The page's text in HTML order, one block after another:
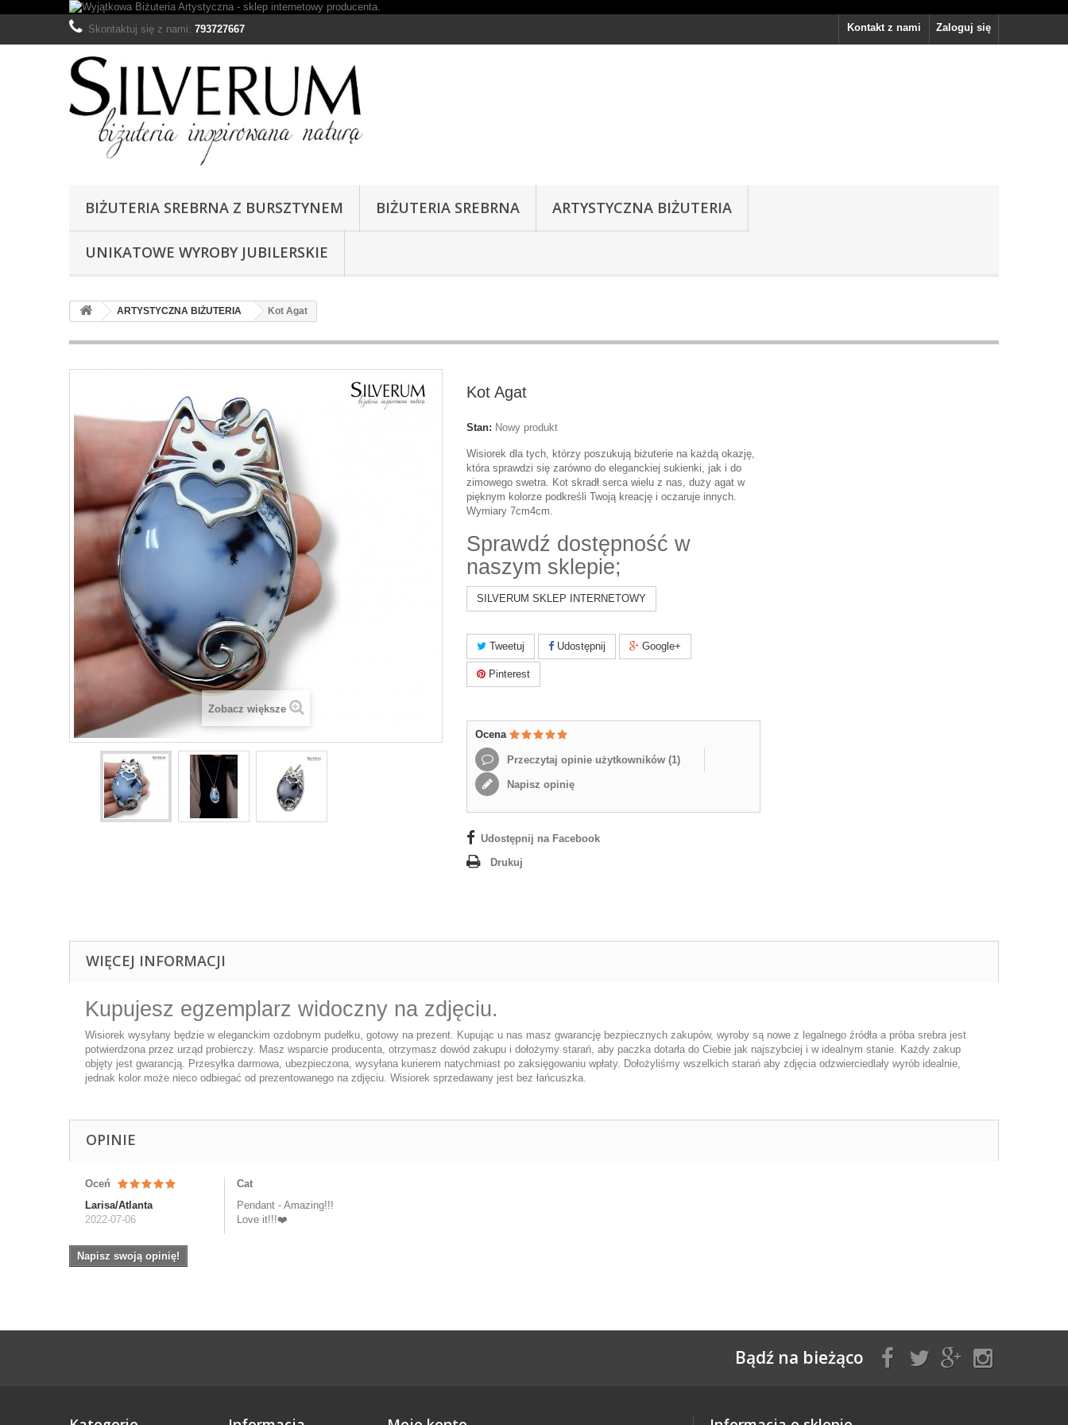
Zaloguj się
Kontakt z nami
Skontaktuj się z nami: 793727667
BIŻUTERIA SREBRNA Z BURSZTYNEM BIŻUTERIA SREBRNA ARTYSTYCZNA BIŻUTERIA
UNIKATOWE WYROBY JUBILERSKIE
ARTYSTYCZNA BIŻUTERIA Kot Agat
Zobacz większe
Kot Agat
Stan: Nowy produkt
Wisiorek dla tych, którzy poszukują biżuterie na każdą okazję,
która sprawdzi się zarówno do eleganckiej sukienki, jak i do
zimowego swetra. Kot skradł serca wielu z nas, duży agat w
pięknym kolorze podkreśli Twoją kreację i oczaruje innych.
Wymiary 7cm4cm.
Sprawdź dostępność w
naszym sklepie;
SILVERUM SKLEP INTERNETOWY
Tweetuj Udostępnij Google+
Pinterest
Ocena
Przeczytaj opinie użytkowników (1)
Napisz opinię
Udostępnij na Facebook
Drukuj
WIĘCEJ INFORMACJI
Kupujesz egzemplarz widoczny na zdjęciu.
Wisiorek wysyłany będzie w eleganckim ozdobnym pudełku, gotowy na prezent. Kupując u nas masz gwarancję bezpiecznych zakupów, wyroby są nowe z legalnego źródła a próba srebra jest
potwierdzona przez urząd probierczy. Masz wsparcie producenta, otrzymasz dowód zakupu i dołożymy starań, aby paczka dotarła do Ciebie jak najszybciej i w idealnym stanie. Każdy zakup
objęty jest gwarancją. Przesyłka darmowa, ubezpieczona, wysyłana kurierem natychmiast po zaksięgowaniu wpłaty. Dołożyliśmy wszelkich starań aby zdjęcia odzwierciedlały wyrób idealnie,
jednak kolor może nieco odbiegać od prezentowanego na zdjęciu. Wisiorek sprzedawany jest bez łańcuszka.
OPINIE
Oceń
Larisa/Atlanta
2022-07-06
Cat
Pendant - Amazing!!!
Love it!!!❤️
Napisz swoją opinię!
Bądź na bieżąco